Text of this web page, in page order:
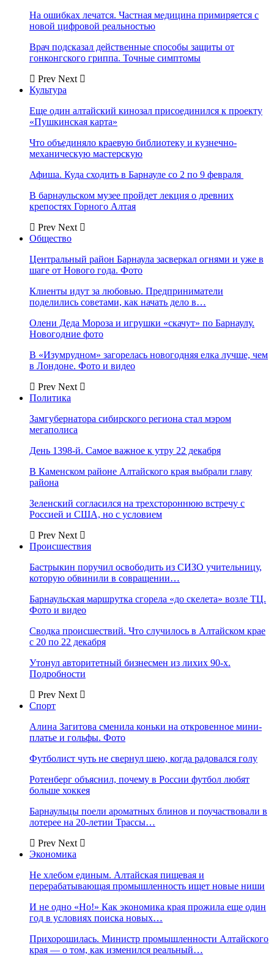
На ошибках лечатся. Частная медицина примиряется с
новой цифровой реальностью
Врач подсказал действенные способы защиты от
гонконгского гриппа. Точные симптомы
Prev Next
Культура
Еще один алтайский кинозал присоединился к проекту
«Пушкинская карта»
Что объединяло краевую библиотеку и кузнечно-
механическую мастерскую
Афиша. Куда сходить в Барнауле со 2 по 9 февраля
В барнаульском музее пройдет лекция о древних
крепостях Горного Алтая
Prev Next
Общество
Центральный район Барнаула засверкал огнями и уже в
шаге от Нового года. Фото
Клиенты идут за любовью. Предприниматели
поделились советами, как начать дело в…
Олени Деда Мороза и игрушки «скачут» по Барнаулу.
Новогодние фото
В «Изумрудном» загорелась новогодняя елка лучше, чем
в Лондоне. Фото и видео
Prev Next
Политика
Замгубернатора сибирского региона стал мэром
мегаполиса
День 1398-й. Самое важное к утру 22 декабря
В Каменском районе Алтайского края выбрали главу
района
Зеленский согласился на трехстороннюю встречу с
Россией и США, но с условием
Prev Next
Происшествия
Бастрыкин поручил освободить из СИЗО учительницу,
которую обвинили в совращении…
Барнаульская маршрутка сгорела «до скелета» возле ТЦ.
Фото и видео
Сводка происшествий. Что случилось в Алтайском крае
с 20 по 22 декабря
Утонул авторитетный бизнесмен из лихих 90-х.
Подробности
Prev Next
Спорт
Алина Загитова сменила коньки на откровенное мини-
платье и гольфы. Фото
Футболист чуть не свернул шею, когда радовался голу
Ротенберг объяснил, почему в России футбол любят
больше хоккея
Барнаульцы поели ароматных блинов и поучаствовали в
лотерее на 20-летии Трассы…
Prev Next
Экономика
Не хлебом единым. Алтайская пищевая и
перерабатывающая промышленность ищет новые ниши
И не одно «Но!» Как экономика края прожила еще один
год в условиях поиска новых…
Прихорошилась. Министр промышленности Алтайского
края — о том, как изменился реальный…